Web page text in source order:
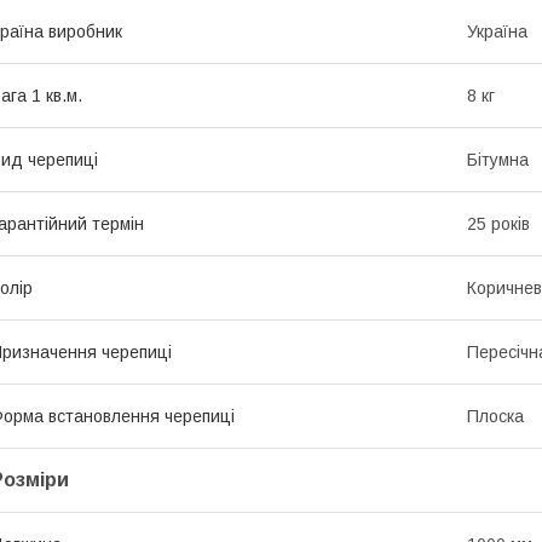
виробник Україна
1 кв.м. 8 кг
черепиці Бітумна
термін 25 років
черепиці
встановлення черепиці Плоска